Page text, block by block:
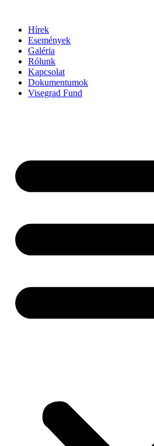
tartalomhoz
Hírek
Események
Galéria
Rólunk
Kapcsolat
Dokumentumok
Visegrad Fund